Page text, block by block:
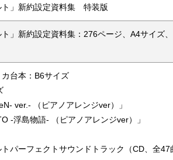
ト」新約設定資料集 特装版
」新約設定資料集：276ページ、A4サイズ
台本：B6サイズ
ver.- （ピアノアレンジver）」
-浮島物語- （ピアノアレンジver）」
パーフェクトサウンドトラック（CD、全47